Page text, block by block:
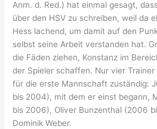
Anm. d. Red.) hat einmal gesagt,
über den HSV zu schreiben, weil da
Hess lachend, um damit auf den
selbst seine Arbeit verstanden hat.
die Fäden ziehen, Konstanz im
der Spieler schaffen. Nur vier
für die erste Mannschaft zuständig:
bis 2004), mit dem er einst begann,
bis 2006), Oliver Bunzenthal (2006
Dominik Weber.